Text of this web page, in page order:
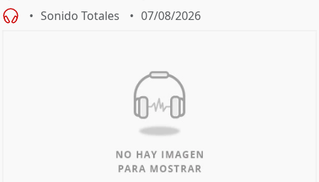
Sonido Totales 07/08/2026